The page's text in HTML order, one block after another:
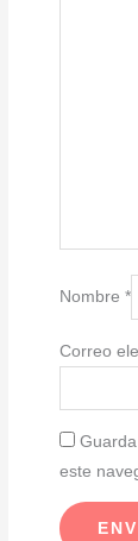
Nombre*
Correo
este